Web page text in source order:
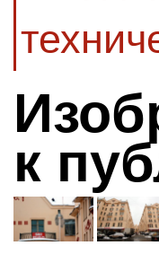
к